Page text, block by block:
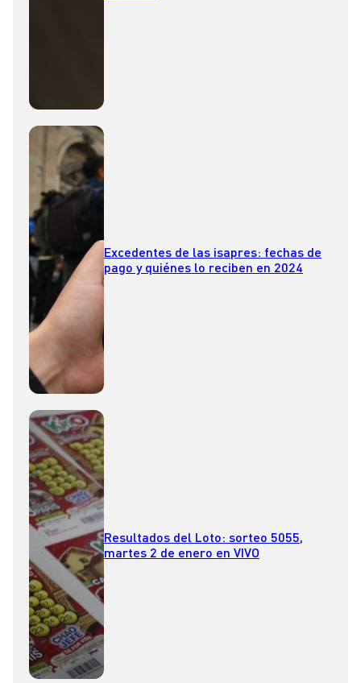
Excedentes de las isapres: fechas de
pago y quiénes lo reciben en 2024
Resultados del Loto: sorteo 5055,
martes 2 de enero en VIVO